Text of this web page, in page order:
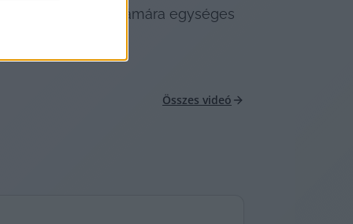
mindenki számára egységes
Összes videó